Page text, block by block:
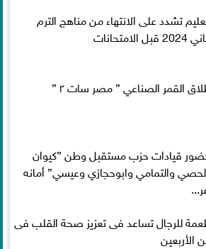
تشدد على الانتهاء من مناهج الترم
الامتحانات
القمر الصناعي ” مصر سات ٢ ”
قيادات حزب مستقبل وطن ”كيوان
والتمامي وابوحجازي وعيسي” أمانه
للرجال تساعد فى تعزيز صحة القلب فى
الأربعين